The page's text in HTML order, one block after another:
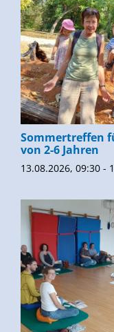
Sommertreffen
von 2-6 Jahren
13.08.2026, 09:30 -